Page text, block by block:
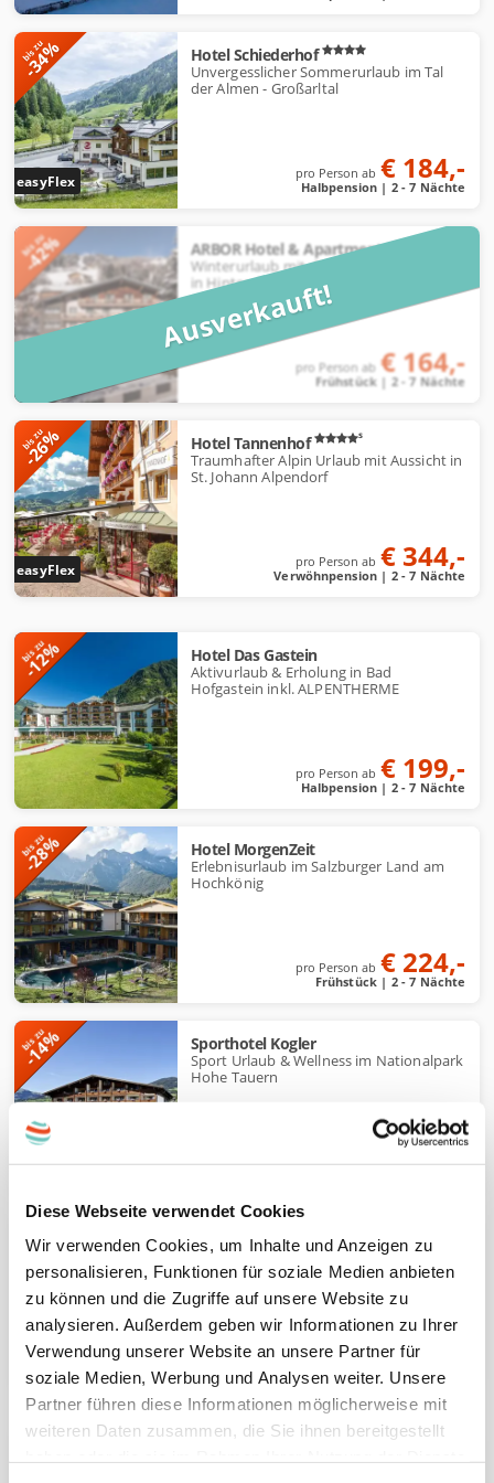
Diese Webseite verwendet Cookies
Wir verwenden Cookies, um Inhalte und Anzeigen zu
personalisieren, Funktionen für soziale Medien anbieten
zu können und die Zugriffe auf unsere Website zu
analysieren. Außerdem geben wir Informationen zu Ihrer
Verwendung unserer Website an unsere Partner für
soziale Medien, Werbung und Analysen weiter. Unsere
Partner führen diese Informationen möglicherweise mit
weiteren Daten zusammen, die Sie ihnen bereitgestellt
easyFlex
Hotel Schiederhof
Unvergesslicher Sommerurlaub im Tal
der Almen - Großarltal
pro Person ab € 184,-
Halbpension | 2 - 7 Nächte
bis zu
-34%
ARBOR Hotel & Apartments
Winterurlaub mit direktem Pistenzugang
in Hinterglemm
pro Person ab € 164,-
Frühstück | 2 - 7 Nächte
bis zu
-42%
Ausverkauft!
easyFlex
Hotel Tannenhof s
Traumhafter Alpin Urlaub mit Aussicht in
St. Johann Alpendorf
pro Person ab € 344,-
Verwöhnpension | 2 - 7 Nächte
bis zu
-26%
Hotel Das Gastein
Aktivurlaub & Erholung in Bad
Hofgastein inkl. ALPENTHERME
pro Person ab € 199,-
Halbpension | 2 - 7 Nächte
bis zu
-12%
Hotel MorgenZeit
Erlebnisurlaub im Salzburger Land am
Hochkönig
pro Person ab € 224,-
Frühstück | 2 - 7 Nächte
bis zu
-28%
Sporthotel Kogler
Sport Urlaub & Wellness im Nationalpark
Hohe Tauern
pro Person ab€ 94,-
bis zu
-14%
easyFlex
ALPENLAND St. Johann
Sommer Auszeit! Wandern & Biken in St.
Johann im Pongau
pro Person ab€ 214,-
Halbpension | 2 - 7 Nächte
bis zu
-26%
Winterurlaub Ski amadé! Skifahren in der
bis zu
-24%